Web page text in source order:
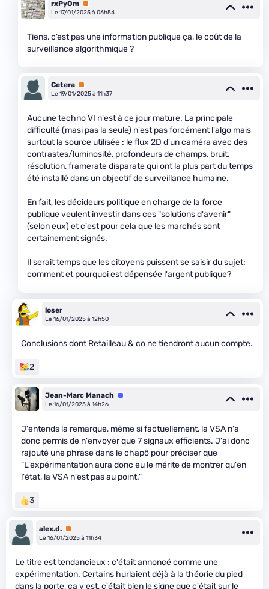
rxPyOm Premium
Le 17/01/2025 à 06h54
Tiens, c’est pas une information publique ça, le coût de la
surveillance algorithmique ?
Cetera Premium
Le 19/01/2025 à 11h37
Aucune techno VI n'est à ce jour mature. La principale
difficulté (masi pas la seule) n'est pas forcément l'algo mais
surtout la source utilisée : le flux 2D d'un caméra avec des
contrastes/luminosité, profondeurs de champs, bruit,
résolution, framerate disparate qui ont la plus part du temps
été installé dans un objectif de surveillance humaine.
En fait, les décideurs politique en charge de la force
publique veulent investir dans ces "solutions d'avenir"
(selon eux) et c'est pour cela que les marchés sont
certainement signés.
Il serait temps que les citoyens puissent se saisir du sujet:
comment et pourquoi est dépensée l'argent publique?
loser
Le 16/01/2025 à 12h50
Conclusions dont Retailleau & co ne tiendront aucun compte.
2
Jean-Marc Manach Équipe
Le 16/01/2025 à 14h26
J'entends la remarque, même si factuellement, la VSA n'a
donc permis de n'envoyer que 7 signaux efficients. J'ai donc
rajouté une phrase dans le chapô pour préciser que
"L'expérimentation aura donc eu le mérite de montrer qu'en
l'état, la VSA n'est pas au point."
3
alex.d. Premium
Le 16/01/2025 à 11h34
Le titre est tendancieux : c'était annoncé comme une
expérimentation. Certains hurlaient déjà à la théorie du pied
dans la porte, ça y est, c'était bien le signe que c'était sur le